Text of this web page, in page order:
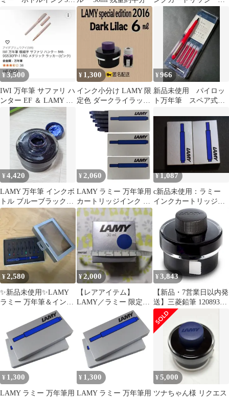
ｍｌ 全6色 ボトルイ
¥3,500
IWI 万年筆 サファリ ハ
ンター EF ＆ LAMY ボ
トルインクセット
¥ 1,300
インク小分け LAMY 限
定色 ダークライラック
約6㎖
¥966
新品未使用 パイロッ
ト万年筆 スペア式サ
¥4,420
LAMY 万年筆 インクボ
トル ブルーブラック
50ml
¥ 2,060
LAMY ラミー 万年筆用
カートリッジインク ブ
ルーブラック 1箱5本入
り×3箱セット
LT10BLBK 並行輸入品
¥1,087
c新品未使用：ラミー
インクカートリッジ
ブルー2箱
¥2,580
✨新品未使用✨LAMY
ラミー 万年筆＆インク
カートリッジ セット 高
級筆記具
¥2,000
【レアアイテム】
LAMY／ラミー 限定サ
イズインク☆ノベルテ
¥ 3,843
【新品・7営業日以内発
送】三菱鉛筆 1208931
ラミー ボトルインク ブ
ラック LT52BK 正規輸
入品【沖縄離島販売不
¥ 1,300
LAMY ラミー 万年筆用
¥ 1,300
LAMY ラミー 万年筆用
¥5,000
ツナちゃん様 リクエス